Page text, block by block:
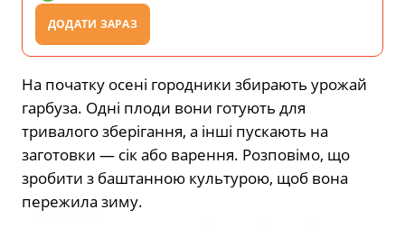
ДОДАТИ ЗАРАЗ
На початку осені городники збирають урожай
гарбуза. Одні плоди вони готують для
тривалого зберігання, а інші пускають на
заготовки — сік або варення. Розповімо, що
зробити з баштанною культурою, щоб вона
пережила зиму.